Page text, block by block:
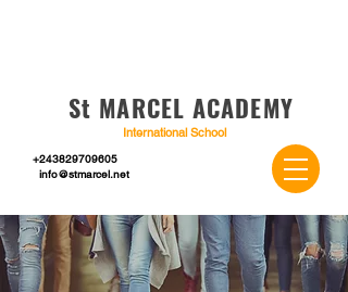
St MARCEL ACADEMY
International School
+243829709605
info@stmarcel.net